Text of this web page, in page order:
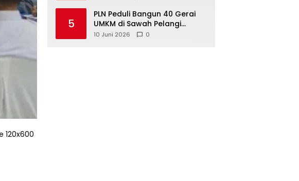
5
‎PLN Peduli Bangun 40 Gerai
UMKM di Sawah Pelangi
Namang, Dorong
10 Juni 2026 0